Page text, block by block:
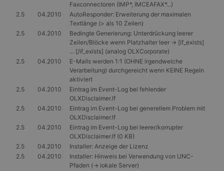
Faxconnectoren (IMP*, IMCEAFAX*...)
2.5
04.2010
AutoResponder: Erweiterung der maximalen
Textlänge (> als 10 Zeilen)
2.5
04.2010
Bedingte Generierung: Unterdrückung leerer
Zeilen/Blöcke wenn Platzhalter leer -> [if_exists]
... [/if_exists] (analog OLXCorporate)
2.5
04.2010
E-Mails werden 1:1 (OHNE irgendwelche
Verarbeitung) durchgereicht wenn KEINE Regeln
aktiviert
2.5
04.2010
Eintrag im Event-Log bei fehlender
OLXDisclaimer.lf
2.5
04.2010
Eintrag im Event-Log bei generellem Problem mit
OLXDisclaimer.lf
2.5
04.2010
Eintrag im Event-Log bei leerer/korrupter
OLXDisclaimer.lf (0 KB)
2.5
04.2010
Installer: Anzeige der Lizenz
2.5
04.2010
Installer: Hinweis bei Verwendung von UNC-
Pfaden (-> lokale Server)